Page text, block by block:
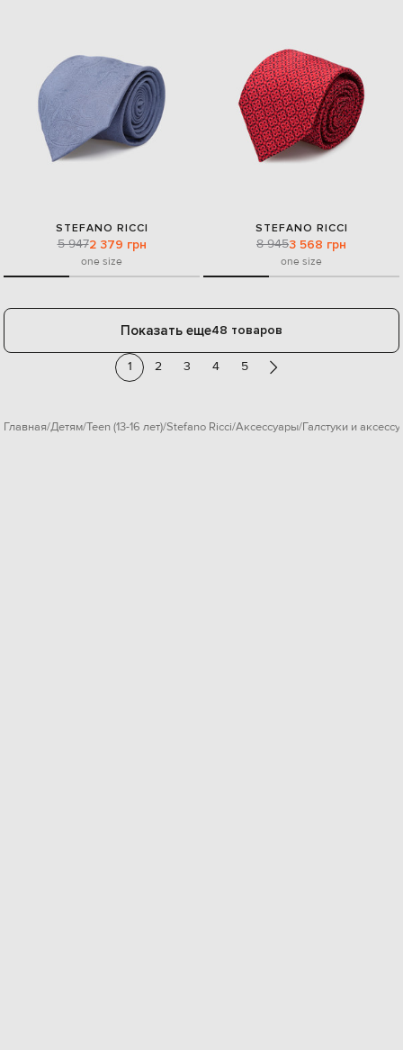
STEFANO RICCI
5 9472 379 грн
one size
STEFANO RICCI
8 9453 568 грн
one size
Показать еще48 товаров
1 2 3 4 5
Главная Детям Teen (13-16 лет) Stefano Ricci Аксессуары Галстуки и